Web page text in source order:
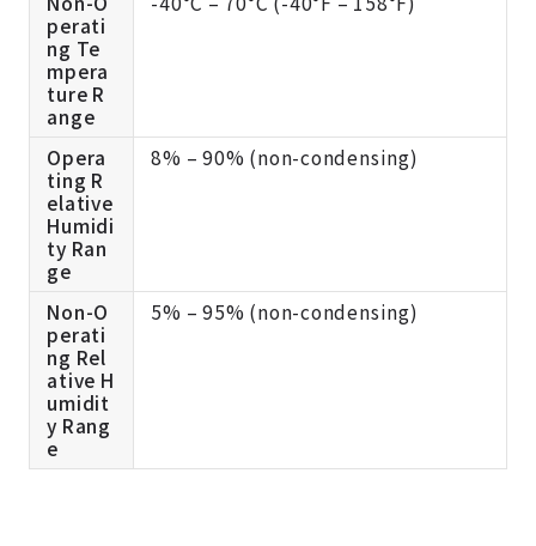
perati
ng Te
mpera
ture R
ange
Opera
ting R
elative
Humidi
ty Ran
ge
8% – 90% (non-condensing)
Non-O
perati
ng Rel
ative H
umidit
y Rang
e
5% – 95% (non-condensing)